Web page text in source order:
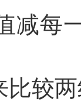
减每
比较